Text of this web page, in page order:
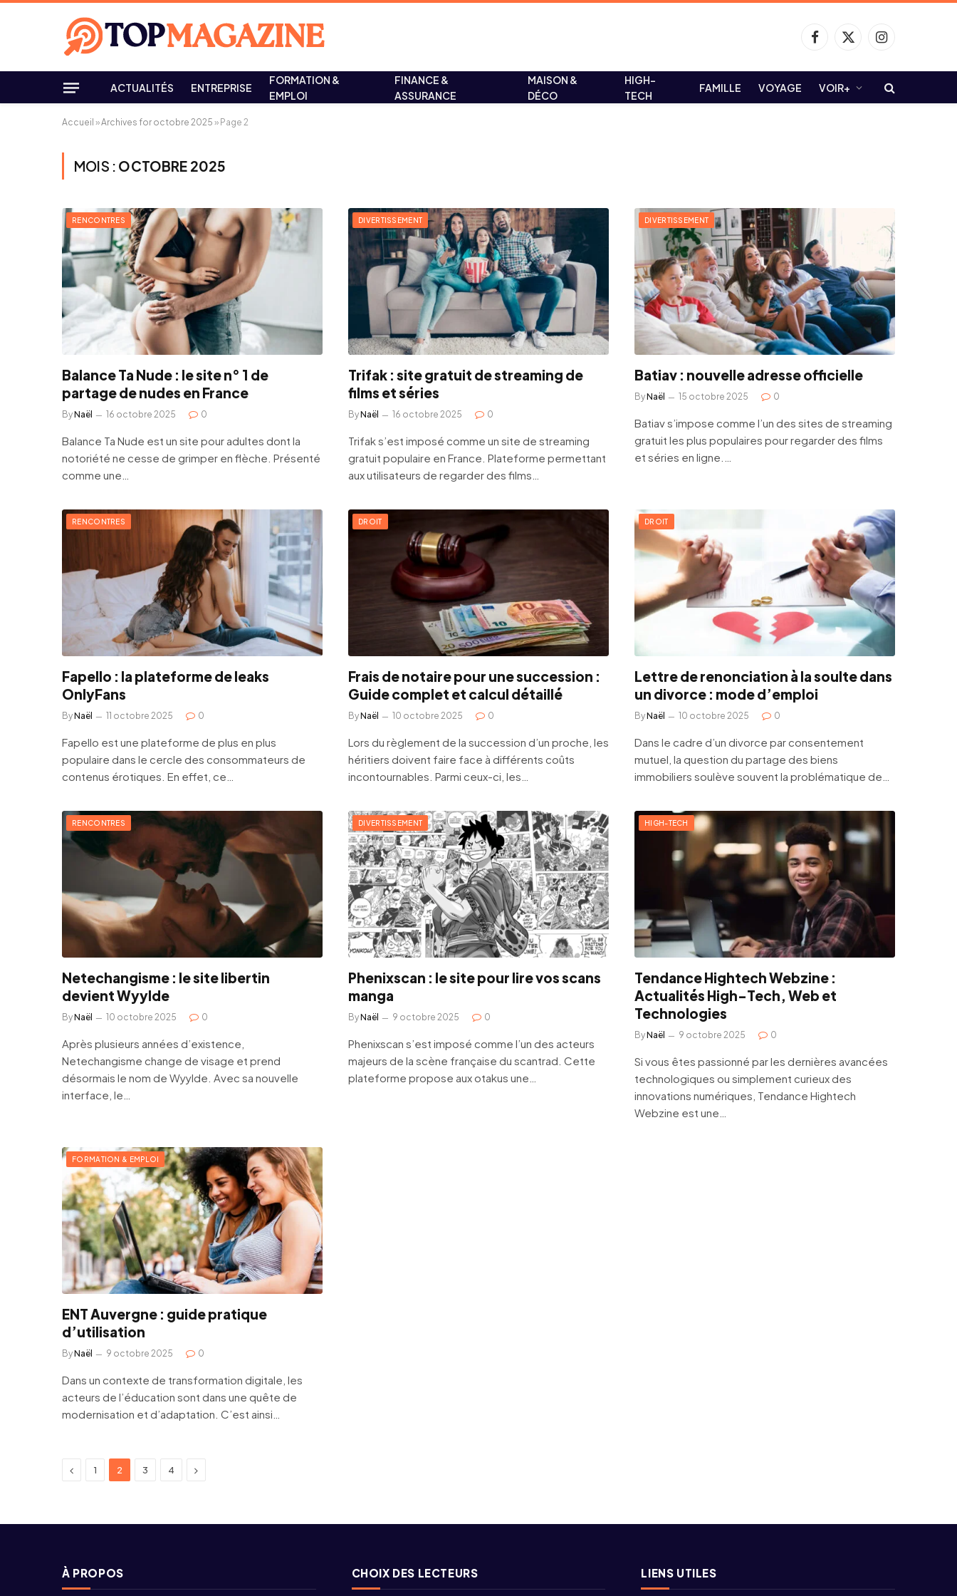
Facebook
X
Instagram
ACTUALITÉS ENTREPRISE
FORMATION &
EMPLOI
FINANCE &
ASSURANCE
MAISON &
DÉCO
HIGH-
TECH
FAMILLE VOYAGE VOIR+
Accueil »Archives for octobre 2025 » Page 2
MOIS : OCTOBRE 2025
RENCONTRES
Balance Ta Nude : le site n° 1 de
partage de nudes en France
ByNaël 16 octobre 2025 0
Balance Ta Nude est un site pour adultes dont la
notoriété ne cesse de grimper en flèche. Présenté
comme une…
DIVERTISSEMENT
Trifak : site gratuit de streaming de
films et séries
ByNaël 16 octobre 2025 0
Trifak s’est imposé comme un site de streaming
gratuit populaire en France. Plateforme permettant
aux utilisateurs de regarder des films…
DIVERTISSEMENT
Batiav : nouvelle adresse officielle
ByNaël 15 octobre 2025 0
Batiav s’impose comme l’un des sites de streaming
gratuit les plus populaires pour regarder des films
et séries en ligne.…
RENCONTRES
Fapello : la plateforme de leaks
OnlyFans
ByNaël 11 octobre 2025 0
Fapello est une plateforme de plus en plus
populaire dans le cercle des consommateurs de
contenus érotiques. En effet, ce…
DROIT
Frais de notaire pour une succession :
Guide complet et calcul détaillé
ByNaël 10 octobre 2025 0
Lors du règlement de la succession d’un proche, les
héritiers doivent faire face à différents coûts
incontournables. Parmi ceux-ci, les…
DROIT
Lettre de renonciation à la soulte dans
un divorce : mode d’emploi
ByNaël 10 octobre 2025 0
Dans le cadre d’un divorce par consentement
mutuel, la question du partage des biens
immobiliers soulève souvent la problématique de…
RENCONTRES
Netechangisme : le site libertin
devient Wyylde
ByNaël 10 octobre 2025 0
Après plusieurs années d’existence,
Netechangisme change de visage et prend
désormais le nom de Wyylde. Avec sa nouvelle
interface, le…
DIVERTISSEMENT
Phenixscan : le site pour lire vos scans
manga
ByNaël 9 octobre 2025 0
Phenixscan s’est imposé comme l’un des acteurs
majeurs de la scène française du scantrad. Cette
plateforme propose aux otakus une…
HIGH-TECH
Tendance Hightech Webzine :
Actualités High-Tech, Web et
Technologies
ByNaël 9 octobre 2025 0
Si vous êtes passionné par les dernières avancées
technologiques ou simplement curieux des
innovations numériques, Tendance Hightech
Webzine est une…
FORMATION & EMPLOI
ENT Auvergne : guide pratique
d’utilisation
ByNaël 9 octobre 2025 0
Dans un contexte de transformation digitale, les
acteurs de l’éducation sont dans une quête de
modernisation et d’adaptation. C’est ainsi…
Previous
1 2 3 4 Next
À PROPOS CHOIX DES LECTEURS LIENS UTILES